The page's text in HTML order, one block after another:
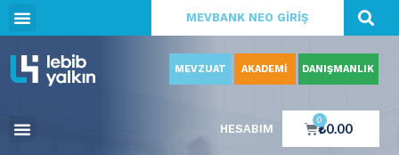
MEVBANK NEO GİRİŞ
MEVZUAT AKADEMİ DANIŞMANLIK
HESABIM ₺0.00
0